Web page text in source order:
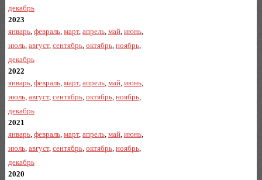
декабрь
2023
январь, февраль, март, апрель, май, июнь,
июль, август, сентябрь, октябрь, ноябрь,
декабрь
2022
январь, февраль, март, апрель, май, июнь,
июль, август, сентябрь, октябрь, ноябрь,
декабрь
2021
январь, февраль, март, апрель, май, июнь,
июль, август, сентябрь, октябрь, ноябрь,
декабрь
2020